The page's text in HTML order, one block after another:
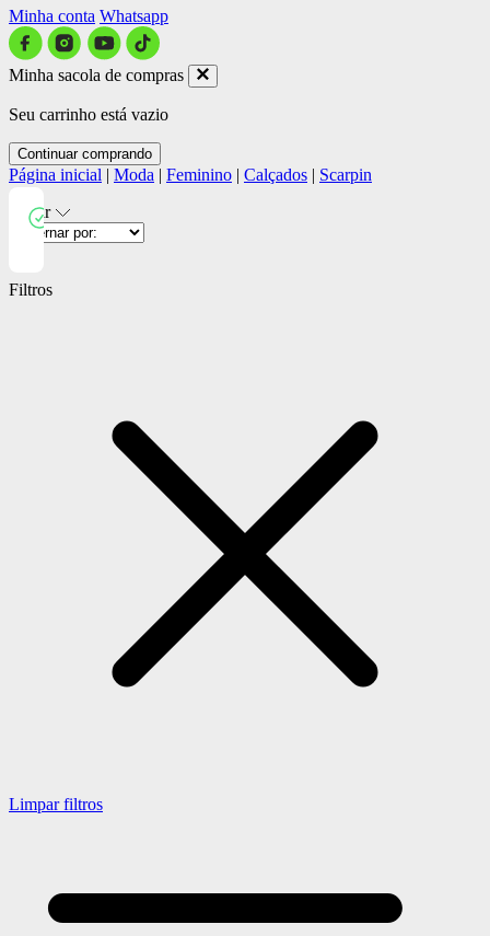
Minha conta Whatsapp
Minha sacola de compras
Seu carrinho está vazio
Continuar comprando
Página inicial | Moda | Feminino | Calçados | Scarpin
Filtrar
Filtros
Limpar filtros